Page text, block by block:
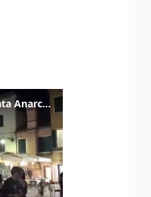
Venezia omaggia Guccini con una Cantata Anarchica in campo Santa Margherita